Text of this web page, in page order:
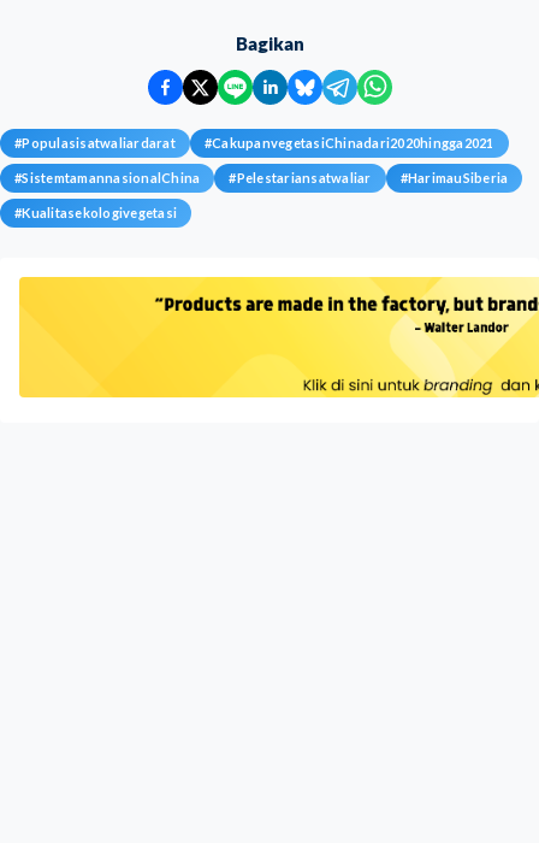
Bagikan
#Populasisatwaliardarat #CakupanvegetasiChinadari2020hingga2021
#SistemtamannasionalChina #Pelestariansatwaliar #HarimauSiberia
#Kualitasekologivegetasi